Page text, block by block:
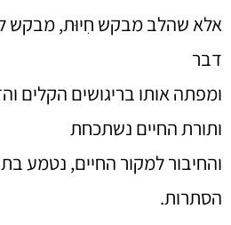
אלא שהלב מבקש חִיוּת, מבקש
דבר
ומפתה אותו בריגושים הקלים
ותורת החיים נשתכחת
והחיבור למקור החיים, נטמע
הסתרות.